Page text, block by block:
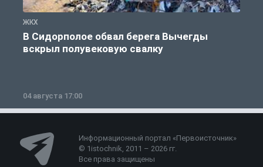
ЖКХ
В Сидорполое обвал берега Вычегды
вскрыл полувековую свалку
04 августа 17:00
Информационный портал «Первоисточник»
© 1istochnik, 2011 – 2026 гг.
Все права защищены